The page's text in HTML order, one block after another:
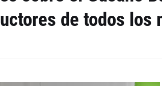
de todos los